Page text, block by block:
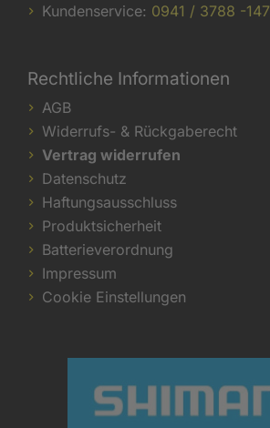
Kundenservice: 0941 / 3788 -147
Rechtliche Informationen
AGB
Widerrufs- & Rückgaberecht
Vertrag widerrufen
Datenschutz
Haftungsausschluss
Produktsicherheit
Batterieverordnung
Impressum
Cookie Einstellungen